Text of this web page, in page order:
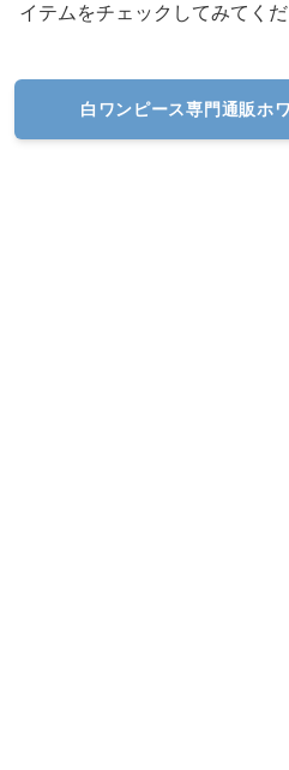
イテムをチェックしてみてくだ
白ワンピース専門通販ホ